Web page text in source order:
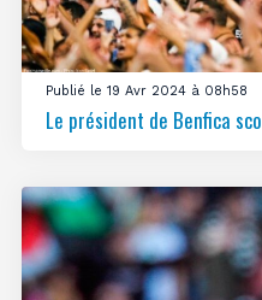
Publié le 19 Avr 2024 à 08h58
Le président de Benfica